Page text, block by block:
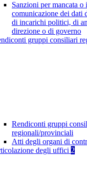
Sanzioni per mancata o
comunicazione dei dati
di incarichi politici, di
direzione o di governo
gruppi consiliari
Rendiconti gruppi
regionali/provinciali
Atti degli organi di
degli uffici 2